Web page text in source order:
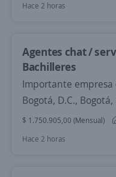
Hace 2 horas
Agentes chat /
Bachilleres
Importante empresa
Bogotá, D.C., Bogotá,
$ 1.750.905,00 (Mensual)
Hace 2 horas